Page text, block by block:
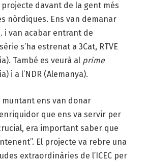
projecte davant de la gent més
nòrdiques. Ens van demanar
i van acabar entrant de
s’ha estrenat a 3Cat, RTVE
També es veurà al prime
i a l’NDR (Alemanya).
muntant ens van donar
que ens va servir per
era important saber que
El projecte va rebre una
extraordinàries de l’ICEC per